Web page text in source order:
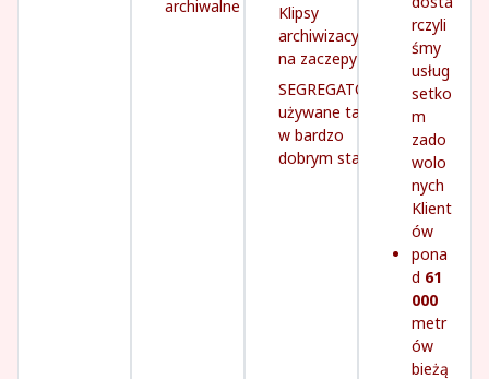
archiwalne
Klipsy
archiwizacyjne
na zaczepy
SEGREGATORY
używane tanio,
w bardzo
dobrym stanie
rczyli
śmy
usług
setko
m
zado
wolo
nych
Klient
ów
pona
d 61
000
metr
ów
bieżą